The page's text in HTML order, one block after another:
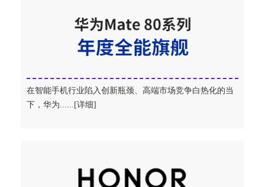
在智能手机行业陷入创新瓶颈、高端市场竞争白热化的当
下，华为......[详细]